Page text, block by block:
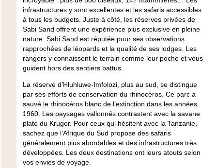
infrastructures y sont excellentes et les safaris accessibles
à tous les budgets. Juste à côté, les réserves privées de
Sabi Sand offrent une expérience plus exclusive en pleine
nature. Sabi Sand est réputée pour ses observations
rapprochées de léopards et la qualité de ses lodges. Les
rangers y connaissent le terrain comme leur poche et vous
guident hors des sentiers battus.
La réserve d’Hluhluwe-Imfolozi, plus au sud, se distingue
par ses efforts de conservation du rhinocéros. Ce parc a
sauvé le rhinocéros blanc de l’extinction dans les années
1960. Les paysages vallonnés contrastent avec la savane
plate du Kruger. Pour ceux qui hésitent avec la Tanzanie,
sachez que l’Afrique du Sud propose des safaris
généralement plus abordables et des infrastructures très
développées. Les deux destinations ont leurs atouts selon
vos envies de voyage.